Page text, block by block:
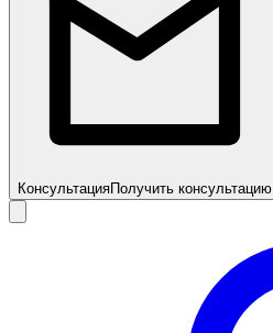
КонсультацияПолучить консультацию